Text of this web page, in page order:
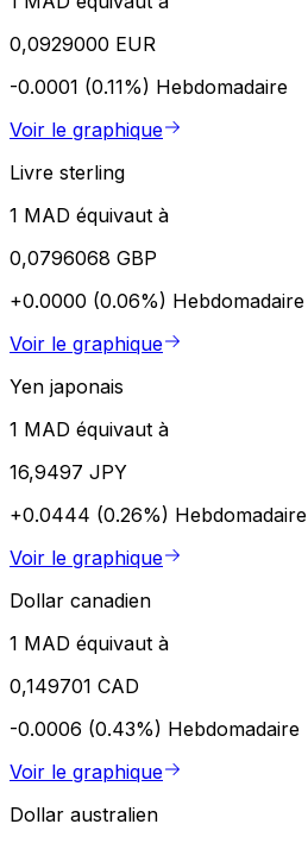
0,0929000 EUR
-0.0001 (0.11%) Hebdomadaire
Voir le graphique
Livre sterling
1 MAD équivaut à
0,0796068 GBP
+0.0000 (0.06%) Hebdomadaire
Voir le graphique
Yen japonais
1 MAD équivaut à
16,9497 JPY
+0.0444 (0.26%) Hebdomadaire
Voir le graphique
Dollar canadien
1 MAD équivaut à
0,149701 CAD
-0.0006 (0.43%) Hebdomadaire
Voir le graphique
Dollar australien